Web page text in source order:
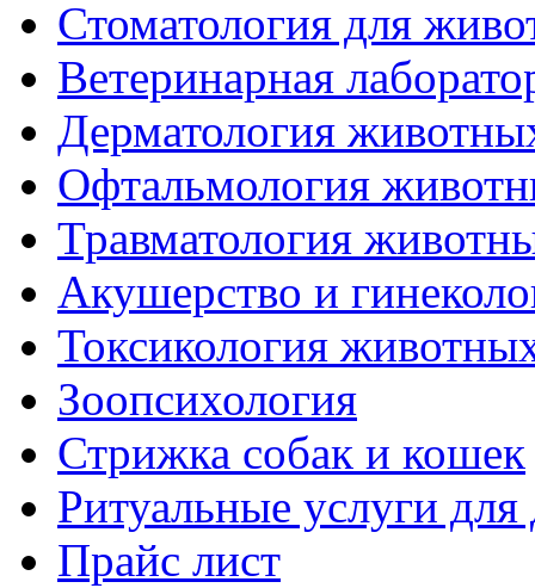
Стоматология для
Ветеринарная
Дерматология
Офтальмология
Травматология
Акушерство и
Токсикология
Зоопсихология
Стрижка собак и кошек
Ритуальные услуги
Прайс лист